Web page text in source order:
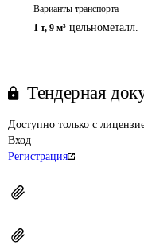
Варианты транспорта
1 т, 9 м³ цельнометалл.
Тендерная
Доступно только с
Вход
Регистрация